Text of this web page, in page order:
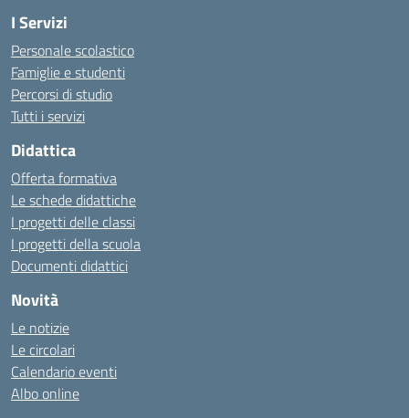
I Servizi
Personale scolastico
Famiglie e studenti
Percorsi di studio
Tutti i servizi
Didattica
Offerta formativa
Le schede didattiche
I progetti delle classi
I progetti della scuola
Documenti didattici
Novità
Le notizie
Le circolari
Calendario eventi
Albo online